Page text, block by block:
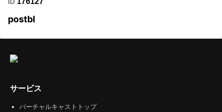
postbl
サービス
バーチャルキャストトップ